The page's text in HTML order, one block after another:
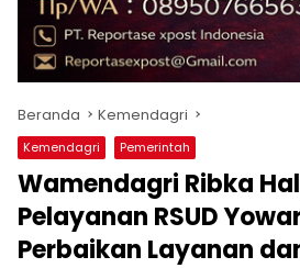
Beranda Kemendagri
Kemendagri Pemerintah
Wamendagri Ribka
Pelayanan RSUD
Perbaikan Layanan